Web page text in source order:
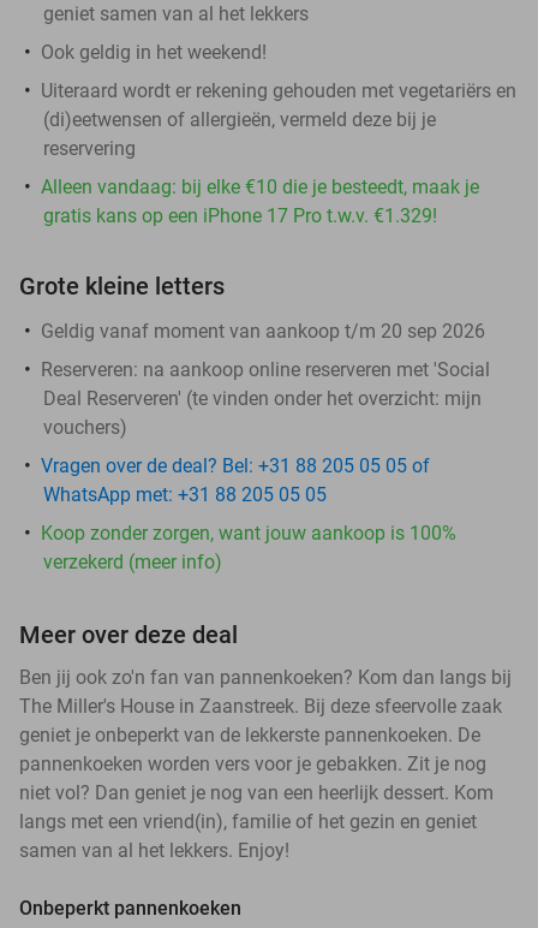
geniet samen van al het lekkers
Ook geldig in het weekend!
Uiteraard wordt er rekening gehouden met vegetariërs en
(di)eetwensen of allergieën, vermeld deze bij je
reservering
Alleen vandaag: bij elke €10 die je besteedt, maak je
gratis kans op een iPhone 17 Pro t.w.v. €1.329!
Grote kleine letters
Geldig vanaf moment van aankoop t/m 20 sep 2026
Reserveren: na aankoop online reserveren met 'Social
Deal Reserveren' (te vinden onder het overzicht: mijn
vouchers)
Vragen over de deal? Bel: +31 88 205 05 05 of
WhatsApp met: +31 88 205 05 05
Koop zonder zorgen, want jouw aankoop is 100%
verzekerd (meer info)
Meer over deze deal
Ben jij ook zo'n fan van pannenkoeken? Kom dan langs bij
The Miller's House in Zaanstreek. Bij deze sfeervolle zaak
geniet je onbeperkt van de lekkerste pannenkoeken. De
pannenkoeken worden vers voor je gebakken. Zit je nog
niet vol? Dan geniet je nog van een heerlijk dessert. Kom
langs met een vriend(in), familie of het gezin en geniet
samen van al het lekkers. Enjoy!
Onbeperkt pannenkoeken